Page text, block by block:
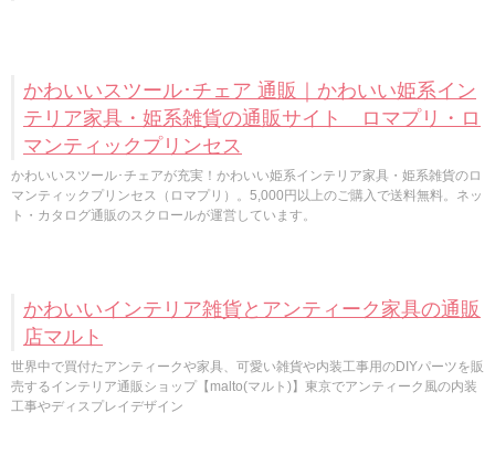
かわいいスツール･チェア 通販｜かわいい姫系イン
テリア家具・姫系雑貨の通販サイト ロマプリ・ロ
マンティックプリンセス
かわいいスツール･チェアが充実！かわいい姫系インテリア家具・姫系雑貨のロ
マンティックプリンセス（ロマプリ）。5,000円以上のご購入で送料無料。ネッ
ト・カタログ通販のスクロールが運営しています。
かわいいインテリア雑貨とアンティーク家具の通販
店マルト
世界中で買付たアンティークや家具、可愛い雑貨や内装工事用のDIYパーツを販
売するインテリア通販ショップ【malto(マルト)】東京でアンティーク風の内装
工事やディスプレイデザイン